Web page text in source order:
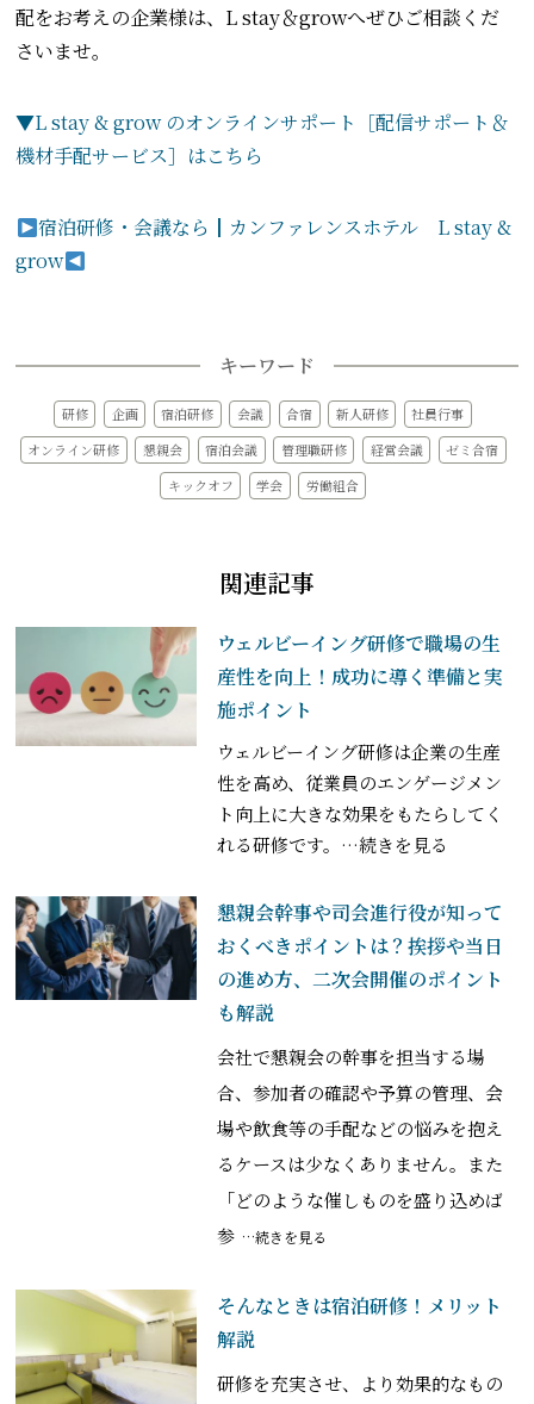
配をお考えの企業様は、L stay＆growへぜひご相談くだ
さいませ。
▼L stay & grow のオンラインサポート［配信サポート＆
機材手配サービス］はこちら
宿泊研修・会議なら┃カンファレンスホテル L stay &
grow
キーワード
研修 企画 宿泊研修 会議 合宿 新人研修
社員行事
オンライン研修
懇親会 宿泊会議 管理職研修 経営会議
ゼミ合宿
キックオフ
学会 労働組合
関連記事
ウェルビーイング研修で職場の生
産性を向上！成功に導く準備と実
施ポイント
ウェルビーイング研修は企業の生産
性を高め、従業員のエンゲージメン
ト向上に大きな効果をもたらしてく
れる研修です。 …続きを見る
懇親会幹事や司会進行役が知って
おくべきポイントは？挨拶や当日
の進め方、二次会開催のポイント
も解説
会社で懇親会の幹事を担当する場
合、参加者の確認や予算の管理、会
場や飲食等の手配などの悩みを抱え
るケースは少なくありません。また
「どのような催しものを盛り込めば
参 …続きを見る
そんなときは宿泊研修！メリット
解説
研修を充実させ、より効果的なもの